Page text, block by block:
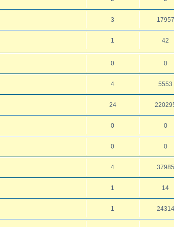
3 17957
1 42
0 0
4 5553
24
0 0
0 0
4 37985
1 14
1 24314